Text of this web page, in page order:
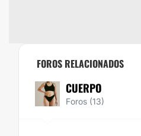
FOROS RELACIONADOS
CUERPO
Foros (13)